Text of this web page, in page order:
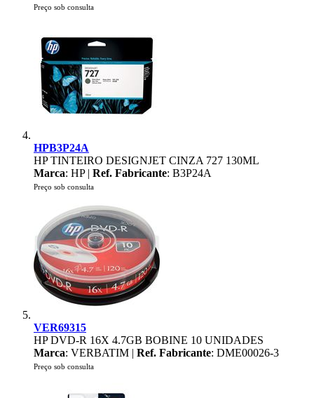
Preço sob consulta
HPB3P24A
HP TINTEIRO DESIGNJET CINZA 727 130ML
Marca: HP | Ref. Fabricante: B3P24A
Preço sob consulta
VER69315
HP DVD-R 16X 4.7GB BOBINE 10 UNIDADES
Marca: VERBATIM | Ref. Fabricante: DME00026-3
Preço sob consulta